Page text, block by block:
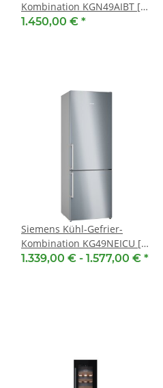
Kombination KGN49AIBT [
EEK: B ] Edelstahl (mit
1.450,00 € *
Siemens Kühl-Gefrier-
Kombination KG49NEICU [
EEK: C ] Freistehend,
1.339,00 € - 1.577,00 € *